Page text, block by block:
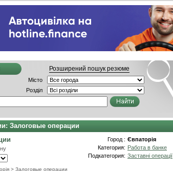
пошук Розширений пошук резюме
Місто
Розділ
Залоговые операции
> Залоговые операции
Город : Євпаторія
Категория: Работа в банке
Подкатегория: Заставні операції